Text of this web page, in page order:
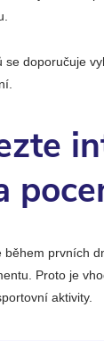
se doporučuje
během prvních
Proto je
aktivity.